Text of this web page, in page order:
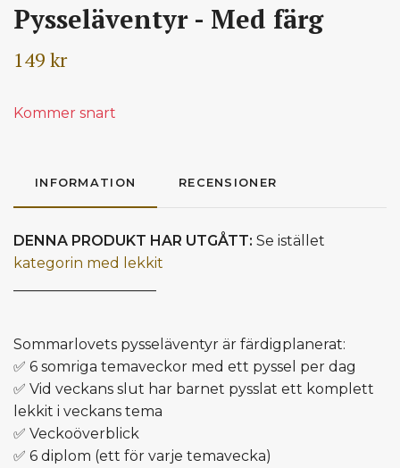
Pysseläventyr - Med färg
149 kr
Kommer snart
INFORMATION RECENSIONER
DENNA PRODUKT HAR UTGÅTT: Se istället
kategorin med lekkit
Sommarlovets pysseläventyr är färdigplanerat:
✅ 6 somriga temaveckor med ett pyssel per dag
✅ Vid veckans slut har barnet pysslat ett komplett
lekkit i veckans tema
✅ Veckoöverblick
✅ 6 diplom (ett för varje temavecka)